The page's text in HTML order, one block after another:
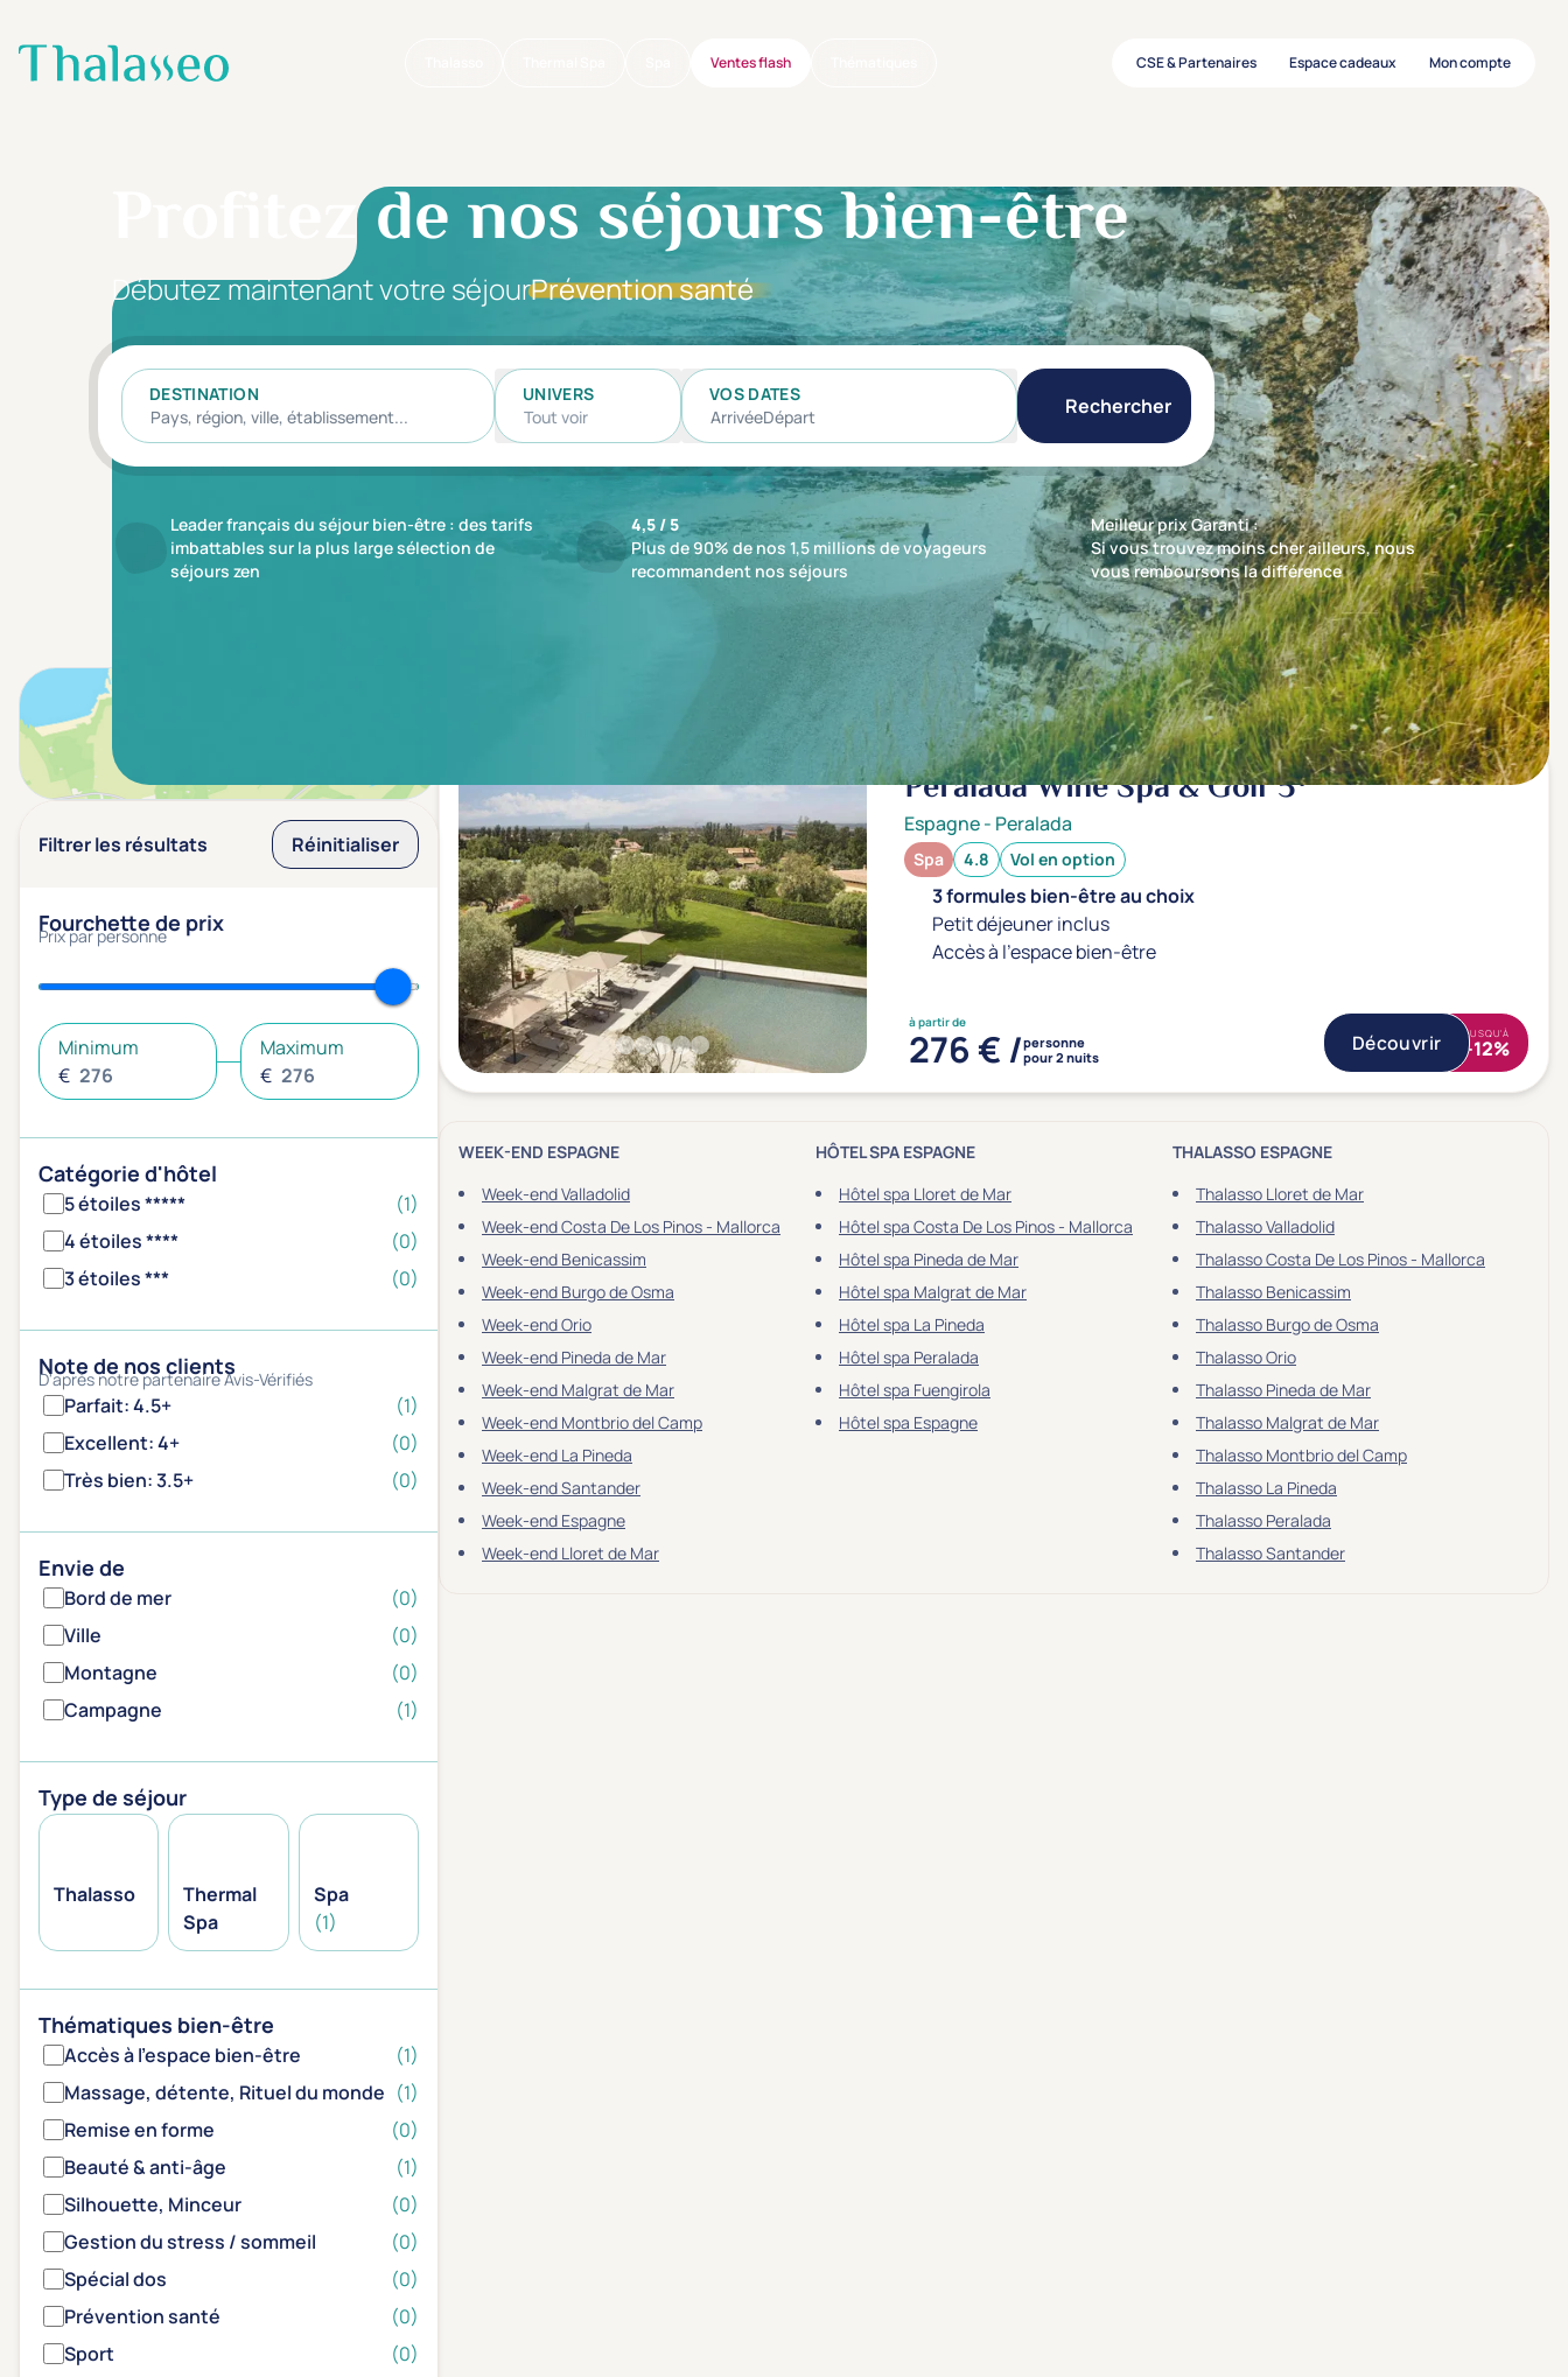
Aller au contenu principal Ventes flash CSE & Partenaires Espace cadeaux Mon compte
Profitez de nos séjours bien-être
Débutez maintenant votre séjourPrévention santé
DESTINATION
UNIVERS
Tout voir
VOS DATES
ArrivéeDépart Rechercher
Leader français du séjour bien-être : des tarifs
imbattables sur la plus large sélection de
séjours zen
4,5 / 5
Plus de 90% de nos 1,5 millions de voyageurs
recommandent nos séjours
Meilleur prix Garanti :
Si vous trouvez moins cher ailleurs, nous
vous remboursons la différence
Filtrer les résultats Réinitialiser
Fourchette de prix
Prix par personne
Minimum
€
Maximum
€
Catégorie d'hôtel
5 étoiles *****
(1)
4 étoiles ****
(0)
3 étoiles ***
(0)
Note de nos clients
D'après notre partenaire Avis-Vérifiés
Parfait: 4.5+
(1)
Excellent: 4+
(0)
Très bien: 3.5+
(0)
Envie de
Bord de mer
(0)
Ville
(0)
Montagne
(0)
Campagne
(1)
Type de séjour
Thalasso
Thermal
Spa
Spa
(1)
Thématiques bien-être
Accès à l'espace bien-être
(1)
Massage, détente, Rituel du monde (1)
Remise en forme
(0)
Beauté & anti-âge
(1)
Silhouette, Minceur
(0)
Gestion du stress / sommeil
(0)
Spécial dos
(0)
Prévention santé
(0)
Sport
(0)
jusqu'à -12% Trier par Nos recommandations en premier
Peralada Wine Spa & Golf5*
Espagne- Peralada
Spa 4.8 Vol en option
3 formules bien-être au choix
Petit déjeuner inclus
Accès à l'espace bien-être
à partir de
276 € /personne
pour 2 nuits
Découvrir JUSQU'À
-12%
WEEK-END ESPAGNE
Week-end Valladolid
Week-end Costa De Los Pinos - Mallorca
Week-end Benicassim
Week-end Burgo de Osma
Week-end Orio
Week-end Pineda de Mar
Week-end Malgrat de Mar
Week-end Montbrio del Camp
Week-end La Pineda
Week-end Santander
Week-end Espagne
Week-end Lloret de Mar
HÔTEL SPA ESPAGNE
Hôtel spa Lloret de Mar
Hôtel spa Costa De Los Pinos - Mallorca
Hôtel spa Pineda de Mar
Hôtel spa Malgrat de Mar
Hôtel spa La Pineda
Hôtel spa Peralada
Hôtel spa Fuengirola
Hôtel spa Espagne
THALASSO ESPAGNE
Thalasso Lloret de Mar
Thalasso Valladolid
Thalasso Costa De Los Pinos - Mallorca
Thalasso Benicassim
Thalasso Burgo de Osma
Thalasso Orio
Thalasso Pineda de Mar
Thalasso Malgrat de Mar
Thalasso Montbrio del Camp
Thalasso La Pineda
Thalasso Peralada
Thalasso Santander